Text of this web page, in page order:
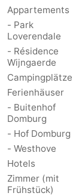
Appartements
- Park
Loverendale
- Résidence
Wijngaerde
Campingplätze
Ferienhäuser
- Buitenhof
Domburg
- Hof Domburg
- Westhove
Hotels
Zimmer (mit
Frühstück)